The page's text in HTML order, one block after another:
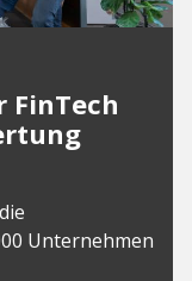
FinTech
Unternehmen